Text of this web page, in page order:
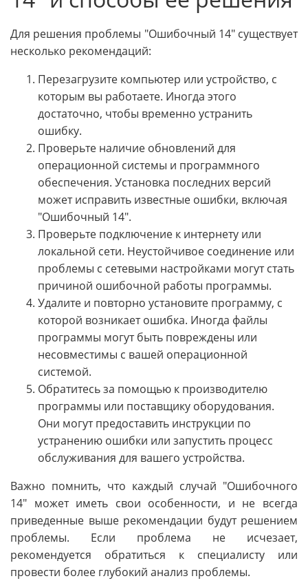
Для решения проблемы "Ошибочный 14" существует
несколько рекомендаций:
Перезагрузите компьютер или устройство, с
которым вы работаете. Иногда этого
достаточно, чтобы временно устранить
ошибку.
Проверьте наличие обновлений для
операционной системы и программного
обеспечения. Установка последних версий
может исправить известные ошибки, включая
"Ошибочный 14".
Проверьте подключение к интернету или
локальной сети. Неустойчивое соединение или
проблемы с сетевыми настройками могут стать
причиной ошибочной работы программы.
Удалите и повторно установите программу, с
которой возникает ошибка. Иногда файлы
программы могут быть повреждены или
несовместимы с вашей операционной
системой.
Обратитесь за помощью к производителю
программы или поставщику оборудования.
Они могут предоставить инструкции по
устранению ошибки или запустить процесс
обслуживания для вашего устройства.
Важно помнить, что каждый случай "Ошибочного
14" может иметь свои особенности, и не всегда
приведенные выше рекомендации будут решением
проблемы. Если проблема не исчезает,
рекомендуется обратиться к специалисту или
провести более глубокий анализ проблемы.